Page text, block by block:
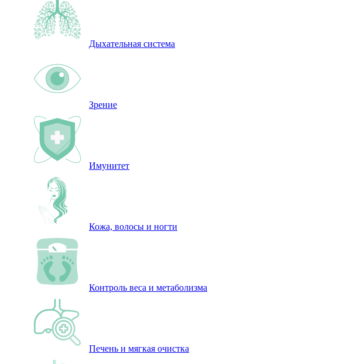
Дыхательная система
Зрение
Имунитет
Кожа, волосы и ногти
Контроль веса и метаболизма
Печень и мягкая очистка